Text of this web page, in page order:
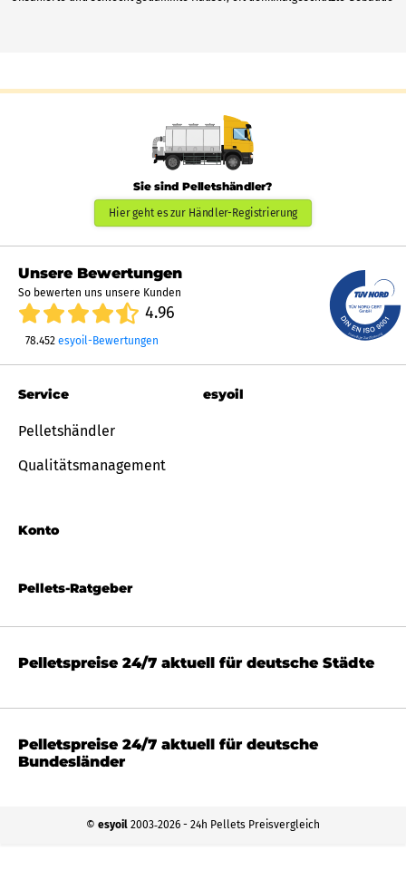
Sie sind Pelletshändler?
Hier geht es zur Händler-Registrierung
Unsere Bewertungen
So bewerten uns unsere Kunden
4.96
78.452 esyoil-Bewertungen
Pellets-Ratgeber
Service
Pelletshändler
Qualitätsmanagement
Konto
esyoil
Pelletspreise 24/7 aktuell für deutsche Städte
Pelletspreise 24/7 aktuell für deutsche
Bundesländer
© esyoil 2003‐2026 - 24h Pellets Preisvergleich